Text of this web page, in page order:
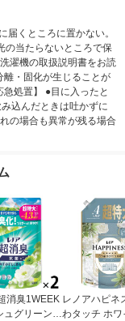
届くところに置かない。
の当たらないところで保
濯機の取扱説明書をお読
・固化が生じることが
処置】 ●目に入ったと
込んだときは吐かずに
の場合も異常が残る場合
消臭1WEEK
ュグリーンの
レノアハピネ
わタッチ ホワ